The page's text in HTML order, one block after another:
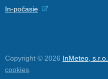
In-počasie
Copyright © 2026 InMeteo, s.r.o.
cookies.